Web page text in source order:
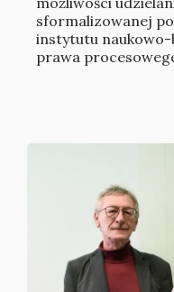
sformalizowanej
instytutu
prawa